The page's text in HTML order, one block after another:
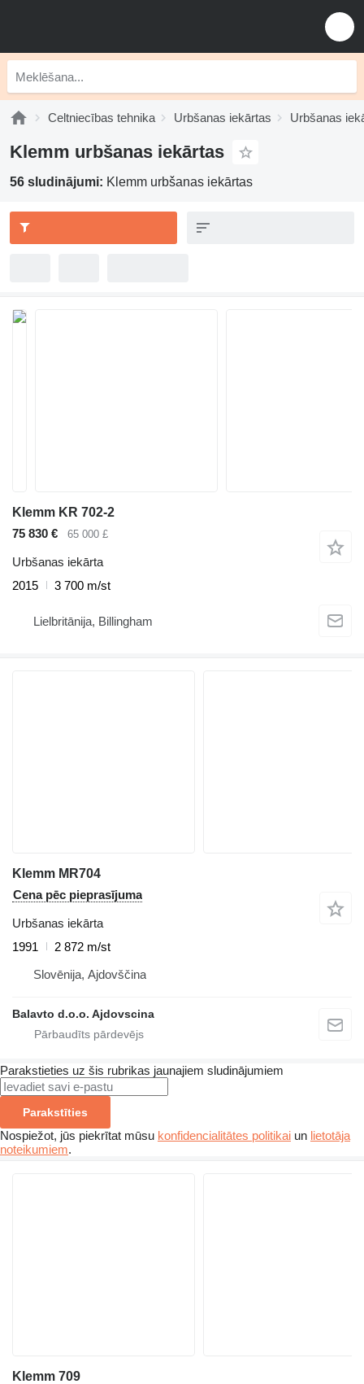
Celtniecības tehnika Urbšanas iekārtas Urbšanas
Klemm urbšanas iekārtas
56 sludinājumi: Klemm urbšanas iekārtas
Klemm KR 702-2
75 830 €
65 000 £
Urbšanas iekārta
2015
3 700 m/st
Lielbritānija, Billingham
Klemm MR704
Cena pēc pieprasījuma
Urbšanas iekārta
1991
2 872 m/st
Slovēnija, Ajdovščina
Balavto d.o.o. Ajdovscina
Parakstieties uz šis rubrikas jaunajiem sludinājumiem
Parakstīties
Nospiežot, jūs piekrītat mūsu konfidencialitātes politikai un lietotāja
noteikumiem.
Klemm 709